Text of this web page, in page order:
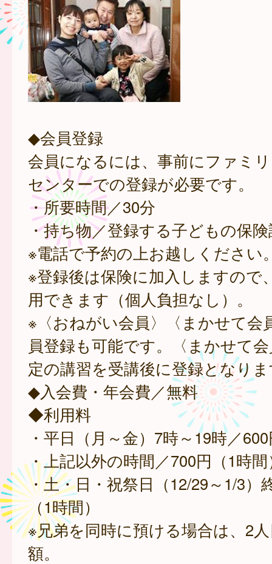
◆会員登録
会員になるには、事前にファミ
センターでの登録が必要です。
・所要時間／30分
・持ち物／登録する子どもの保
※電話で予約の上お越しください
※登録後は保険に加入しますので
用できます（個人負担なし）。
※〈おねがい会員〉〈まかせて会
員登録も可能です。〈まかせて
定の講習を受講後に登録となり
◆入会費・年会費／無料
◆利用料
・平日（月～金）7時～19時／
・上記以外の時間／700円（1時間
・土・日・祝祭日（12/29～1/3）
（1時間）
※兄弟を同時に預ける場合は、2
額。